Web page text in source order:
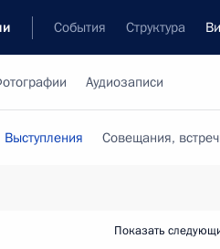
События Структура
Аудиозаписи
Выступления Совещания,
Показать